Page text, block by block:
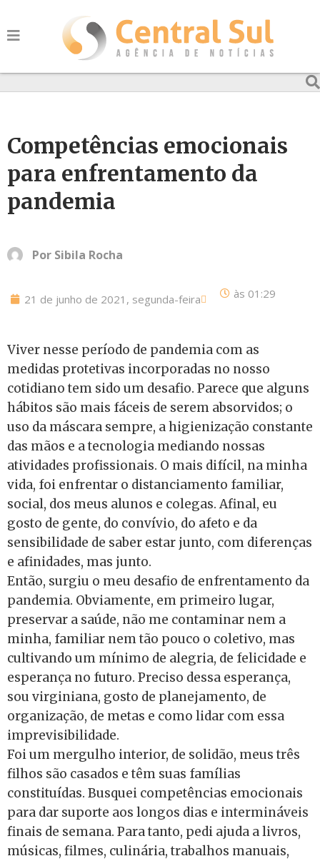
Competências emocionais
para enfrentamento da
pandemia
Por Sibila Rocha
21 de junho de 2021, segunda-feira às 01:29
Viver nesse período de pandemia com as
medidas protetivas incorporadas no nosso
cotidiano tem sido um desafio. Parece que alguns
hábitos são mais fáceis de serem absorvidos; o
uso da máscara sempre, a higienização constante
das mãos e a tecnologia mediando nossas
atividades profissionais. O mais difícil, na minha
vida, foi enfrentar o distanciamento familiar,
social, dos meus alunos e colegas. Afinal, eu
gosto de gente, do convívio, do afeto e da
sensibilidade de saber estar junto, com diferenças
e afinidades, mas junto.
Então, surgiu o meu desafio de enfrentamento da
pandemia. Obviamente, em primeiro lugar,
preservar a saúde, não me contaminar nem a
minha, familiar nem tão pouco o coletivo, mas
cultivando um mínimo de alegria, de felicidade e
esperança no futuro. Preciso dessa esperança,
sou virginiana, gosto de planejamento, de
organização, de metas e como lidar com essa
imprevisibilidade.
Foi um mergulho interior, de solidão, meus três
filhos são casados e têm suas famílias
constituídas. Busquei competências emocionais
para dar suporte aos longos dias e intermináveis
finais de semana. Para tanto, pedi ajuda a livros,
músicas, filmes, culinária, trabalhos manuais,